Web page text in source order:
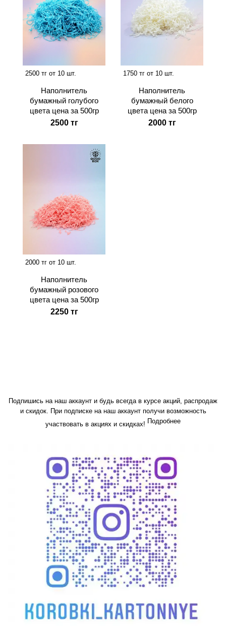
2500 тг от 10 шт.
Наполнитель
бумажный голубого
цвета цена за 500гр
2500 тг
1750 тг от 10 шт.
Наполнитель
бумажный белого
цвета цена за 500гр
2000 тг
2000 тг от 10 шт.
Наполнитель
бумажный розового
цвета цена за 500гр
2250 тг
Подпишись на наш аккаунт и будь всегда в курсе акций, распродаж
и скидок. При подписке на наш аккаунт получи возможность
участвовать в акциях и скидках! Подробнее